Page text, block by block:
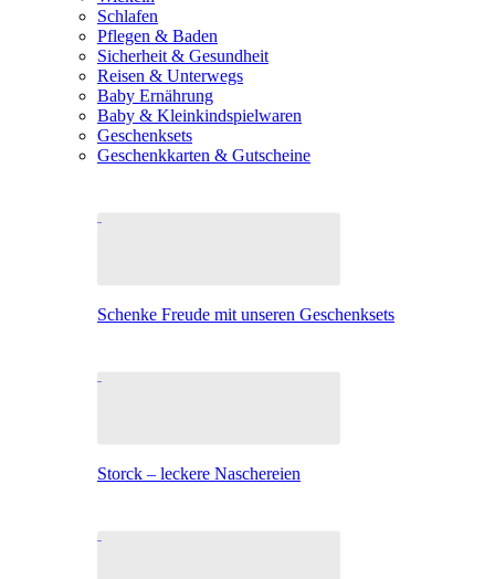
Schlafen
Pflegen & Baden
Sicherheit & Gesundheit
Reisen & Unterwegs
Baby Ernährung
Baby & Kleinkindspielwaren
Geschenksets
Geschenkkarten & Gutscheine
Schenke Freude mit unseren Geschenksets
Storck – leckere Naschereien